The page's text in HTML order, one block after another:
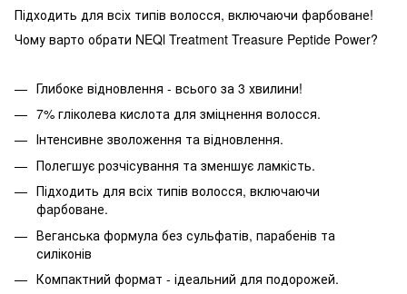
Підходить для всіх типів волосся, включаючи фарбоване!
Чому варто обрати NEQl Treatment Treasure Peptide Power?
Глибоке відновлення - всього за 3 хвилини!
7% гліколева кислота для зміцнення волосся.
Інтенсивне зволоження та відновлення.
Полегшує розчісування та зменшує ламкість.
Підходить для всіх типів волосся, включаючи
фарбоване.
Веганська формула без сульфатів, парабенів та
силіконів
Компактний формат - ідеальний для подорожей.